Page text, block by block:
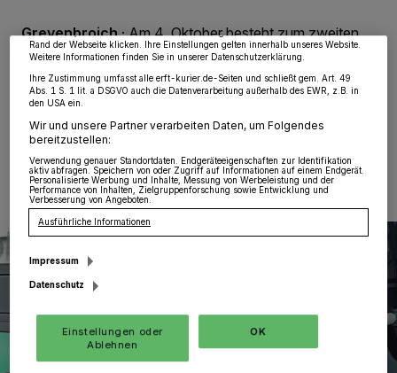
Grevenbroich·Am 4. Oktober besteht zum zweiten
Mal die Möglichkeit, mit Freifahrscheinen zum
28.09.2017 , 12:11 Uhr
widerrufen, indem Sie auf den Link Einstellungen oder Ablehnen am unteren
Rand der Webseite klicken. Ihre Einstellungen gelten innerhalb unseres Website.
Weitere Informationen finden Sie in unserer Datenschutzerklärung.
Ihre Zustimmung umfasst alle erft-kurier.de-Seiten und schließt gem. Art. 49
Abs. 1 S. 1 lit. a DSGVO auch die Datenverarbeitung außerhalb des EWR, z.B. in
den USA ein.
Wir und unsere Partner verarbeiten Daten, um Folgendes
bereitzustellen:
Verwendung genauer Standortdaten. Endgeräteeigenschaften zur Identifikation
aktiv abfragen. Speichern von oder Zugriff auf Informationen auf einem Endgerät.
Personalisierte Werbung und Inhalte, Messung von Werbeleistung und der
Performance von Inhalten, Zielgruppenforschung sowie Entwicklung und
Verbesserung von Angeboten.
Ausführliche Informationen
Impressum
Datenschutz
Einstellungen oder
Ablehnen
OK